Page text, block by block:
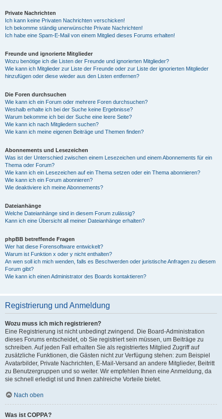
Private Nachrichten
Ich kann keine Privaten Nachrichten verschicken!
Ich bekomme ständig unerwünschte Private Nachrichten!
Ich habe eine Spam-E-Mail von einem Mitglied dieses Forums erhalten!
Freunde und ignorierte Mitglieder
Wozu benötige ich die Listen der Freunde und ignorierten Mitglieder?
Wie kann ich Mitglieder zur Liste der Freunde oder zur Liste der ignorierten Mitglieder
hinzufügen oder diese wieder aus den Listen entfernen?
Die Foren durchsuchen
Wie kann ich ein Forum oder mehrere Foren durchsuchen?
Weshalb erhalte ich bei der Suche keine Ergebnisse?
Warum bekomme ich bei der Suche eine leere Seite?
Wie kann ich nach Mitgliedern suchen?
Wie kann ich meine eigenen Beiträge und Themen finden?
Abonnements und Lesezeichen
Was ist der Unterschied zwischen einem Lesezeichen und einem Abonnements für ein
Thema oder Forum?
Wie kann ich ein Lesezeichen auf ein Thema setzen oder ein Thema abonnieren?
Wie kann ich ein Forum abonnieren?
Wie deaktiviere ich meine Abonnements?
Dateianhänge
Welche Dateianhänge sind in diesem Forum zulässig?
Kann ich eine Übersicht all meiner Dateianhänge erhalten?
phpBB betreffende Fragen
Wer hat diese Forensoftware entwickelt?
Warum ist Funktion x oder y nicht enthalten?
An wen soll ich mich wenden, falls es Beschwerden oder juristische Anfragen zu diesem
Forum gibt?
Wie kann ich einen Administrator des Boards kontaktieren?
Registrierung und Anmeldung
Wozu muss ich mich registrieren?
Eine Registrierung ist nicht unbedingt zwingend. Die Board-Administration
dieses Forums entscheidet, ob Sie registriert sein müssen, um Beiträge zu
schreiben. Auf jeden Fall erhalten Sie als registriertes Mitglied Zugriff auf
zusätzliche Funktionen, die Gästen nicht zur Verfügung stehen: zum Beispiel
Avatarbilder, Private Nachrichten, E-Mail-Versand an andere Mitglieder, Beitritt
zu Benutzergruppen und so weiter. Wir empfehlen Ihnen eine Anmeldung, da
sie schnell erledigt ist und Ihnen zahlreiche Vorteile bietet.
Nach oben
Was ist COPPA?